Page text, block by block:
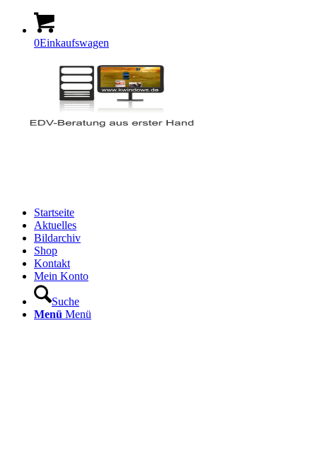
0Einkaufswagen
Startseite
Aktuelles
Bildarchiv
Shop
Kontakt
Mein Konto
Suche
Menü Menü